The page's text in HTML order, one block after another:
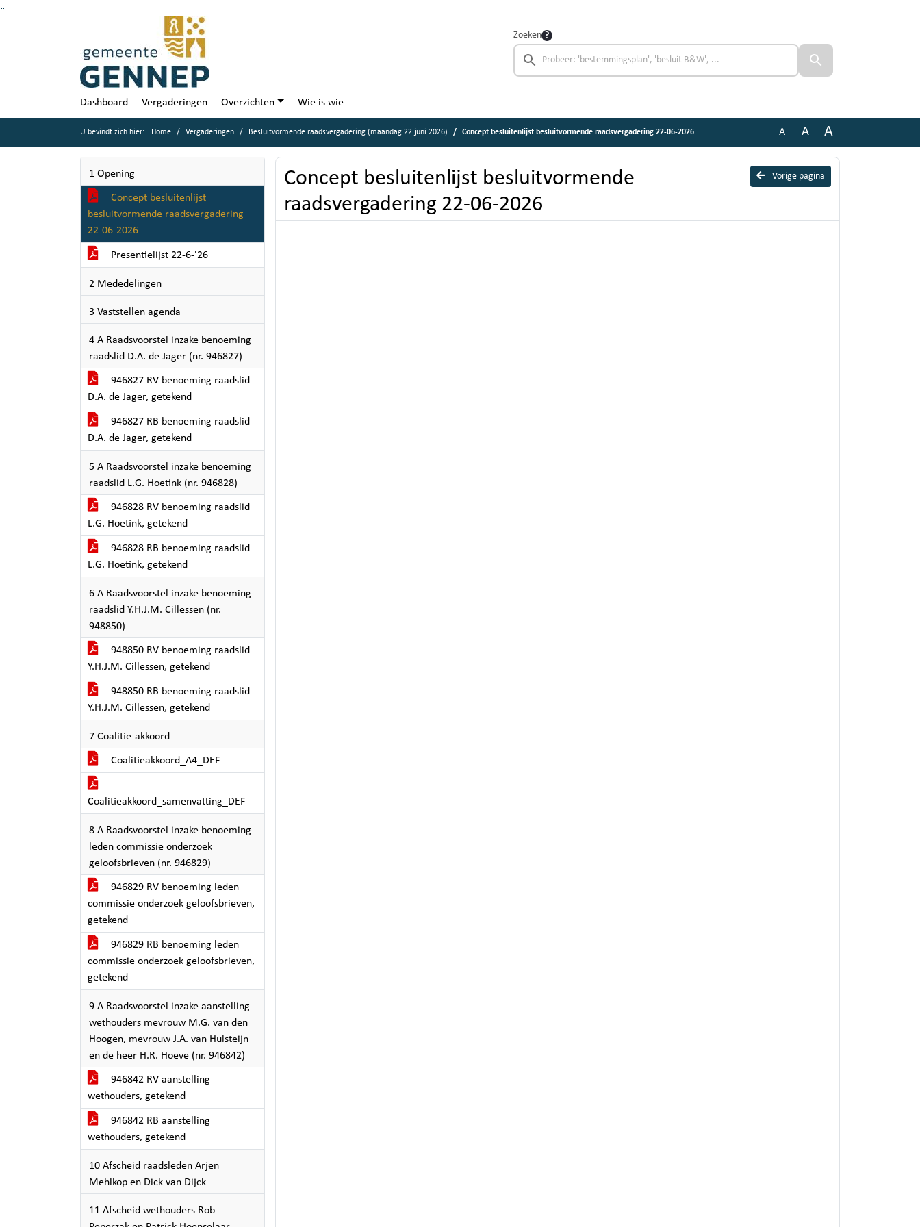
Zoeken
Dashboard Vergaderingen Overzichten Wie is wie
U bevindt zich hier: Home Vergaderingen Besluitvormende raadsvergadering (maandag 22 juni 2026) Concept besluitenlijst besluitvormende raadsvergadering 22-06-2026 A A A
1 Opening
Concept besluitenlijst
besluitvormende raadsvergadering
22-06-2026
Presentielijst 22-6-'26
2 Mededelingen
3 Vaststellen agenda
4 A Raadsvoorstel inzake benoeming
raadslid D.A. de Jager (nr. 946827)
946827 RV benoeming raadslid
D.A. de Jager, getekend
946827 RB benoeming raadslid
D.A. de Jager, getekend
5 A Raadsvoorstel inzake benoeming
raadslid L.G. Hoetink (nr. 946828)
946828 RV benoeming raadslid
L.G. Hoetink, getekend
946828 RB benoeming raadslid
L.G. Hoetink, getekend
6 A Raadsvoorstel inzake benoeming
raadslid Y.H.J.M. Cillessen (nr.
948850)
948850 RV benoeming raadslid
Y.H.J.M. Cillessen, getekend
948850 RB benoeming raadslid
Y.H.J.M. Cillessen, getekend
7 Coalitie-akkoord
Coalitieakkoord_A4_DEF
Coalitieakkoord_samenvatting_DEF
8 A Raadsvoorstel inzake benoeming
leden commissie onderzoek
geloofsbrieven (nr. 946829)
946829 RV benoeming leden
commissie onderzoek geloofsbrieven,
getekend
946829 RB benoeming leden
commissie onderzoek geloofsbrieven,
getekend
9 A Raadsvoorstel inzake aanstelling
wethouders mevrouw M.G. van den
Hoogen, mevrouw J.A. van Hulsteijn
en de heer H.R. Hoeve (nr. 946842)
946842 RV aanstelling
wethouders, getekend
946842 RB aanstelling
wethouders, getekend
10 Afscheid raadsleden Arjen
Mehlkop en Dick van Dijck
11 Afscheid wethouders Rob
Vorige pagina
Concept besluitenlijst besluitvormende
raadsvergadering 22-06-2026